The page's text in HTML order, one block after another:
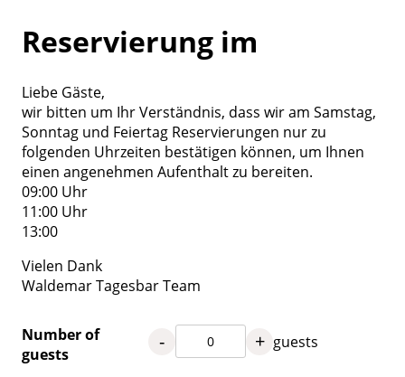
Reservierung im
Liebe Gäste,
wir bitten um Ihr Verständnis, dass wir am Samstag,
Sonntag und Feiertag Reservierungen nur zu
folgenden Uhrzeiten bestätigen können, um Ihnen
einen angenehmen Aufenthalt zu bereiten.
09:00 Uhr
11:00 Uhr
13:00
Vielen Dank
Waldemar Tagesbar Team
Number of
guests
- + guests